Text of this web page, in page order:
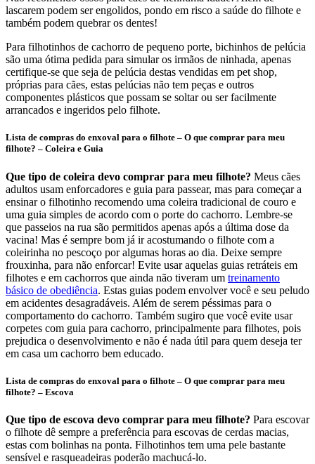
lascarem podem ser engolidos, pondo em risco a saúde do filhote e
também podem quebrar os dentes!
Para filhotinhos de cachorro de pequeno porte, bichinhos de pelúcia
são uma ótima pedida para simular os irmãos de ninhada, apenas
certifique-se que seja de pelúcia destas vendidas em pet shop,
próprias para cães, estas pelúcias não tem peças e outros
componentes plásticos que possam se soltar ou ser facilmente
arrancados e ingeridos pelo filhote.
Lista de compras do enxoval para o filhote – O que comprar para meu
filhote? – Coleira e Guia
Que tipo de coleira devo comprar para meu filhote? Meus cães
adultos usam enforcadores e guia para passear, mas para começar a
ensinar o filhotinho recomendo uma coleira tradicional de couro e
uma guia simples de acordo com o porte do cachorro. Lembre-se
que passeios na rua são permitidos apenas após a última dose da
vacina! Mas é sempre bom já ir acostumando o filhote com a
coleirinha no pescoço por algumas horas ao dia. Deixe sempre
frouxinha, para não enforcar! Evite usar aquelas guias retráteis em
filhotes e em cachorros que ainda não tiveram um treinamento
básico de obediência. Estas guias podem envolver você e seu peludo
em acidentes desagradáveis. Além de serem péssimas para o
comportamento do cachorro. Também sugiro que você evite usar
corpetes com guia para cachorro, principalmente para filhotes, pois
prejudica o desenvolvimento e não é nada útil para quem deseja ter
em casa um cachorro bem educado.
Lista de compras do enxoval para o filhote – O que comprar para meu
filhote? – Escova
Que tipo de escova devo comprar para meu filhote? Para escovar
o filhote dê sempre a preferência para escovas de cerdas macias,
estas com bolinhas na ponta. Filhotinhos tem uma pele bastante
sensível e rasqueadeiras poderão machucá-lo.